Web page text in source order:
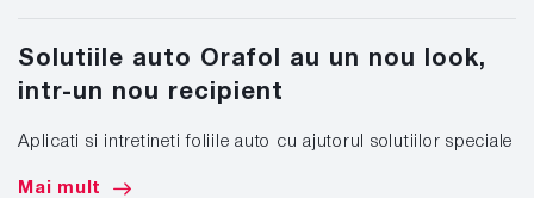
Solutiile auto Orafol au un nou look,
intr-un nou recipient
Aplicati si intretineti foliile auto cu ajutorul solutiilor speciale
Mai mult